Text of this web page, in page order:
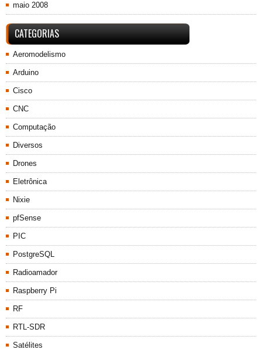
maio 2008
CATEGORIAS
Aeromodelismo
Arduino
Cisco
CNC
Computação
Diversos
Drones
Eletrônica
Nixie
pfSense
PIC
PostgreSQL
Radioamador
Raspberry Pi
RF
RTL-SDR
Satélites